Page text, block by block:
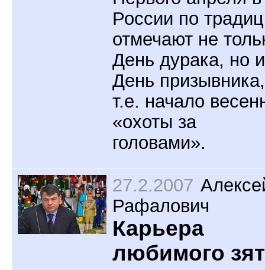
России по
отмечают не
День дурака, но и
День призывника,
т.е. начало
«охоты за
головами».
27.2.2007
Рафалович
Карьера
любимого